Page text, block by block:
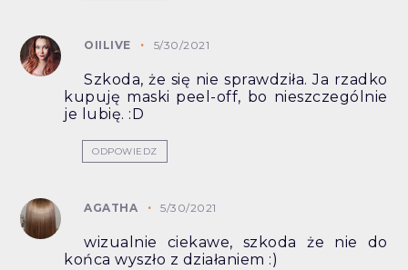
OIILIVE 5/30/2021
Szkoda, że się nie sprawdziła. Ja rzadko
kupuję maski peel-off, bo nieszczególnie
je lubię. :D
ODPOWIEDZ
AGATHA 5/30/2021
wizualnie ciekawe, szkoda że nie do
końca wyszło z działaniem :)